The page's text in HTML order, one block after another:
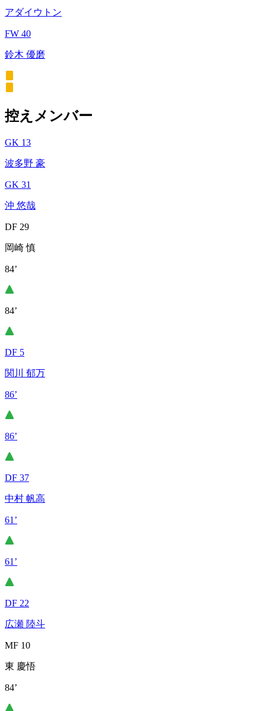
アダイウトン
FW 40
鈴木 優磨
控えメンバー
GK 13
波多野 豪
GK 31
沖 悠哉
DF 29
岡崎 慎
84’
84’
DF 5
関川 郁万
86’
86’
DF 37
中村 帆高
61’
61’
DF 22
広瀬 陸斗
MF 10
東 慶悟
84’